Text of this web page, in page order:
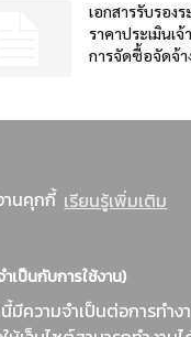
านคุกกี้ เรียนรู้เพิ่มเติม
เป็นกับการใช้งาน)
มีความจำเป็นต่อการทำง
เอกสารรับรอง
ราคาประเมินเ
การจัดซื้อจัดจ้า
ที่อยู่ : 184 ถนนพระรามที่ 4 แขว
กรุงเทพมหานคร 10110 ติดต่อป
ประเทศไทย Call center